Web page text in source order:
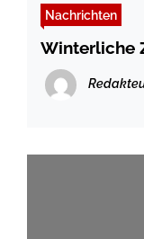
Nachrichten
Winterliche